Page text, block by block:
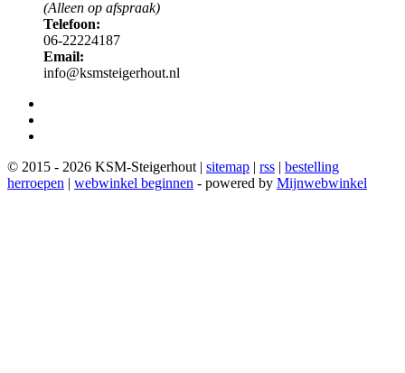
(Alleen op afspraak)
Telefoon:
06-22224187
Email:
info@ksmsteigerhout.nl
© 2015 - 2026 KSM-Steigerhout | sitemap | rss | bestelling
herroepen | webwinkel beginnen - powered by Mijnwebwinkel